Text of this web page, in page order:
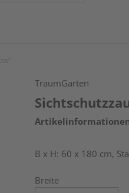
TraumGarten
B x H: 60 x 180 cm,
Breite